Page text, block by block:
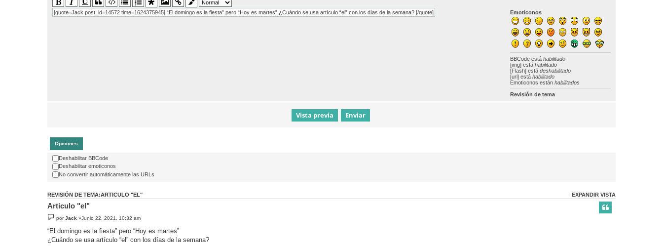
Emoticonos
BBCode estáhabilitado
[img] estáhabilitado
[Flash] estádeshabilitado
[url] estáhabilitado
Emoticonos estánhabilitados
Revisión de tema
[quote=Jack post_id=14572 time=1624375945] “El domingo es la fiesta” pero “Hoy es martes” ¿Cuándo se usa artículo “el” con los días de la semana? [/quote]
Opciones
Deshabilitar BBCode
Deshabilitar emoticonos
No convertir automáticamente las URLs
EXPANDIR VISTA
REVISIÓN DE TEMA:ARTICULO "EL"
Articulo "el"
porJack »Junio 22, 2021, 10:32 am
“El domingo es la fiesta” pero “Hoy es martes”
¿Cuándo se usa artículo “el” con los días de la semana?